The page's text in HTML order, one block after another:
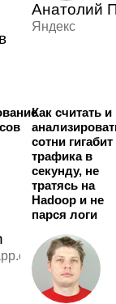
Анатолий
Яндекс
Как считать и
сотни гигабит
трафика в
секунду, не
тратясь на
Hadoop и не
парся логи